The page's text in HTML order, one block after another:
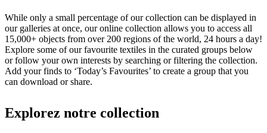
While only a small percentage of our collection can be displayed in
our galleries at once, our online collection allows you to access all
15,000+ objects from over 200 regions of the world, 24 hours a day!
Explore some of our favourite textiles in the curated groups below
or follow your own interests by searching or filtering the collection.
Add your finds to ‘Today’s Favourites’ to create a group that you
can download or share.
Explorez notre collection